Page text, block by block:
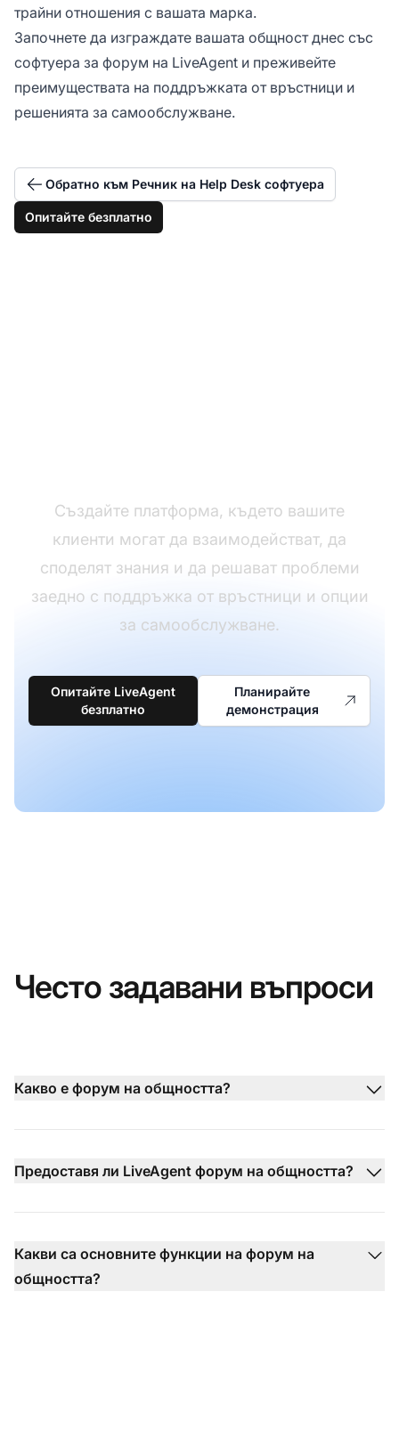
трайни отношения с вашата марка.
Започнете да изграждате вашата общност днес със
софтуера за форум на LiveAgent и преживейте
преимуществата на поддръжката от връстници и
решенията за самообслужване.
Обратно към Речник на Help Desk софтуера
Опитайте безплатно
Създайте платформа, където вашите
клиенти могат да взаимодействат, да
споделят знания и да решават проблеми
заедно с поддръжка от връстници и опции
за самообслужване.
Опитайте LiveAgent
безплатно
Планирайте
демонстрация
Често задавани въпроси
Какво е форум на общността?
Предоставя ли LiveAgent форум на общността?
Какви са основните функции на форум на
общността?